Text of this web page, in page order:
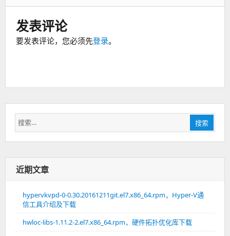
发表评论
要发表评论，您必须先登录。
搜
索：
搜索
近期文章
hypervkvpd-0-0.30.20161211git.el7.x86_64.rpm，Hyper-V通
信工具介绍及下载
hwloc-libs-1.11.2-2.el7.x86_64.rpm，硬件拓扑优化库下载